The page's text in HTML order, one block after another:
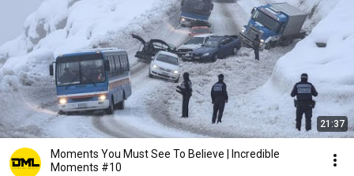
21:37
Moments You Must See To Believe | Incredible
Moments #10